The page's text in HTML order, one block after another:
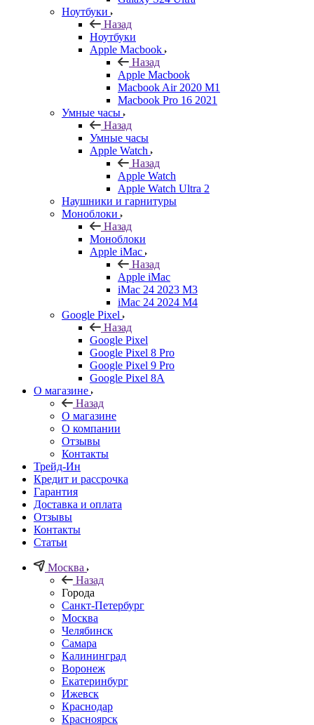
Ноутбуки
Назад
Ноутбуки
Apple Macbook
Назад
Apple Macbook
Macbook Air 2020 M1
Macbook Pro 16 2021
Умные часы
Назад
Умные часы
Apple Watch
Назад
Apple Watch
Apple Watch Ultra 2
Наушники и гарнитуры
Моноблоки
Назад
Моноблоки
Apple iMac
Назад
Apple iMac
iMac 24 2023 M3
iMac 24 2024 M4
Google Pixel
Назад
Google Pixel
Google Pixel 8 Pro
Google Pixel 9 Pro
Google Pixel 8A
О магазине
Назад
О магазине
О компании
Отзывы
Контакты
Трейд-Ин
Кредит и рассрочка
Гарантия
Доставка и оплата
Отзывы
Контакты
Статьи
Москва
Назад
Города
Санкт-Петербург
Москва
Челябинск
Самара
Калининград
Воронеж
Екатеринбург
Ижевск
Краснодар
Красноярск